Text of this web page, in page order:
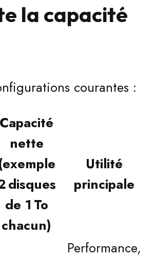
la capacité
courantes :
Capacité
nette
disques
de 1 To
chacun)
Utilité
principale
Performance,